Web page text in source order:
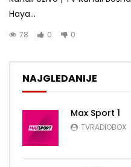
Haya...
78 0 0
NAJGLEDANIJE
Max Sport 1
TVRADIOBOX